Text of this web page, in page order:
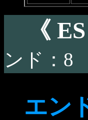
《
ンド：8
エン